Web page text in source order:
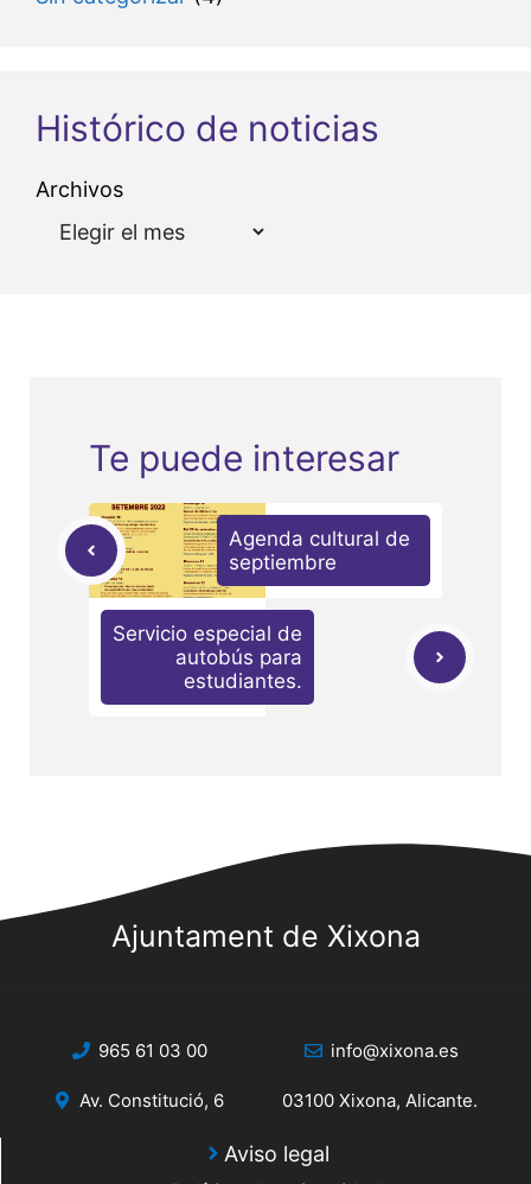
Histórico de noticias
Archivos
Te puede interesar
Agenda cultural de
septiembre
Servicio especial de
autobús para
estudiantes.
Ajuntament de Xixona
965 61 03 00 info@xixona.es
Av. Constitució, 6 03100 Xixona, Alicante.
Aviso legal